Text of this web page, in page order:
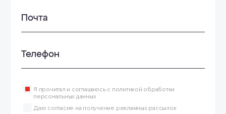
Почта
Телефон
Я прочитал и соглашаюсь с политикой обработки
персональных данных
Даю согласие на получение рекламных рассылок